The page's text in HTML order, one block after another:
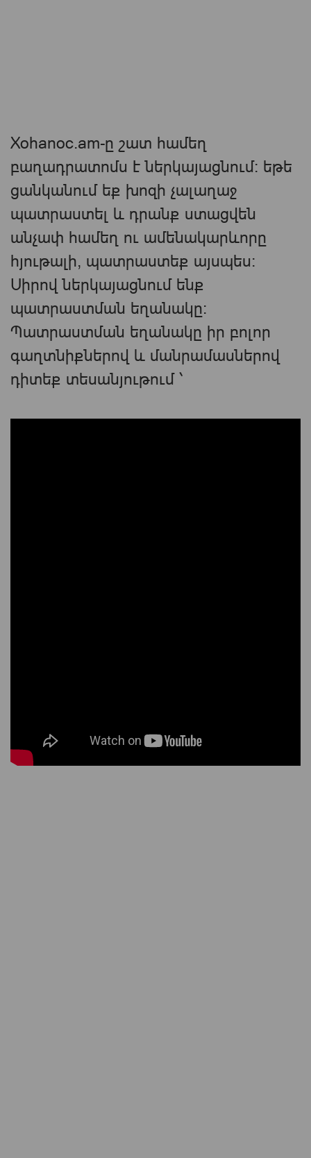
Xohanoc.am-ը շատ համեղ
բաղադրատոմս է ներկայացնում։ եթե
ցանկանում եք խոզի չալաղաջ
պատրաստել և դրանք ստացվեն
անչափ համեղ ու ամենակարևորը
հյութալի, պատրաստեք այսպես։
Սիրով ներկայացնում ենք
պատրաստման եղանակը։
Պատրաստման եղանակը իր բոլոր
գաղտնիքներով և մանրամասներով
դիտեք տեսանյութում ՝